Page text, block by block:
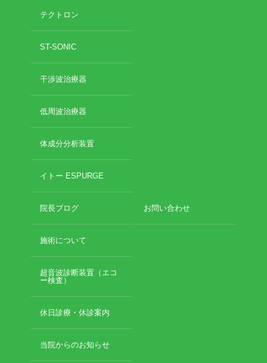
テクトロン
ST-SONIC
干渉波治療器
低周波治療器
体成分分析装置
イトー ESPURGE
院長ブログ
施術について
超音波診断装置（エコ
ー検査）
休日診療・休診案内
当院からのお知らせ
お問い合わせ